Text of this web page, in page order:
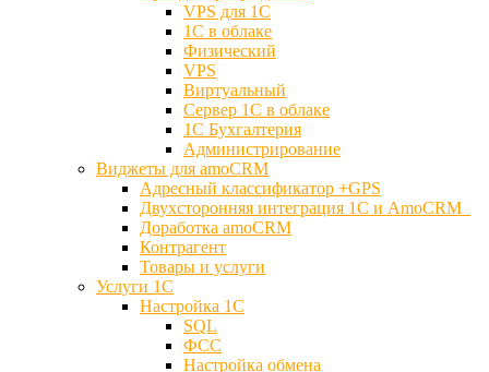
VPS для 1С
1С в облаке
Физический
VPS
Виртуальный
Сервер 1С в облаке
1С Бухгалтерия
Администрирование
Виджеты для amoCRM
Адресный классификатор +GPS
Двухсторонняя интеграция 1С и AmoCRM
Доработка amoCRM
Контрагент
Товары и услуги
Услуги 1С
Настройка 1С
SQL
ФСС
Настройка обмена